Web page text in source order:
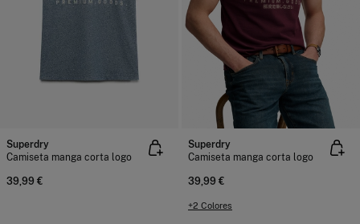
Superdry
Camiseta manga corta logo
39,99 €
Superdry
Camiseta manga corta logo
39,99 €
+2 Colores